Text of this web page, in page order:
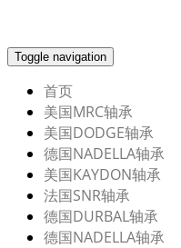
Toggle navigation
首页
美国MRC轴承
美国DODGE轴承
德国NADELLA轴承
美国KAYDON轴承
法国SNR轴承
德国DURBAL轴承
德国NADELLA轴承